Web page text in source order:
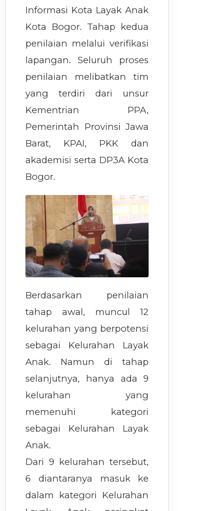
Informasi Kota Layak Anak
Kota Bogor. Tahap kedua
penilaian melalui verifikasi
lapangan. Seluruh proses
penilaian melibatkan tim
yang terdiri dari unsur
Kementrian PPA,
Pemerintah Provinsi Jawa
Barat, KPAI, PKK dan
akademisi serta DP3A Kota
Bogor.
Berdasarkan penilaian
tahap awal, muncul 12
kelurahan yang berpotensi
sebagai Kelurahan Layak
Anak. Namun di tahap
selanjutnya, hanya ada 9
kelurahan yang
memenuhi kategori
sebagai Kelurahan Layak
Anak.
Dari 9 kelurahan tersebut,
6 diantaranya masuk ke
dalam kategori Kelurahan